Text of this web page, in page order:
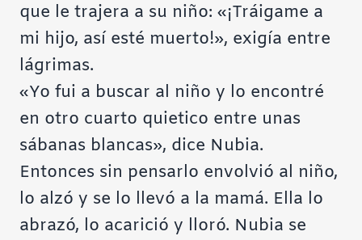
que le trajera a su niño: «¡Tráigame a
mi hijo, así esté muerto!», exigía entre
lágrimas.
«Yo fui a buscar al niño y lo encontré
en otro cuarto quietico entre unas
sábanas blancas», dice Nubia.
Entonces sin pensarlo envolvió al niño,
lo alzó y se lo llevó a la mamá. Ella lo
abrazó, lo acarició y lloró. Nubia se